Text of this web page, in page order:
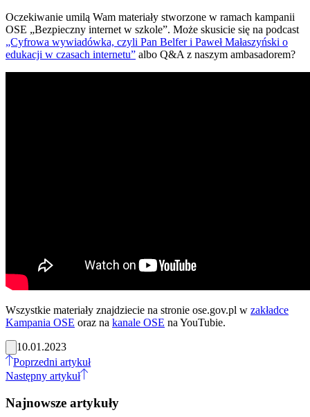
Oczekiwanie umilą Wam materiały stworzone w ramach kampanii
OSE „Bezpieczny internet w szkole”. Może skusicie się na podcast
„Cyfrowa wywiadówka, czyli Pan Belfer i Paweł Małaszyński o
edukacji w czasach internetu” albo Q&A z naszym ambasadorem?
Wszystkie materiały znajdziecie na stronie ose.gov.pl w zakładce
Kampania OSE oraz na kanale OSE na YouTubie.
10.01.2023
Poprzedni artykuł
Następny artykuł
Najnowsze artykuły